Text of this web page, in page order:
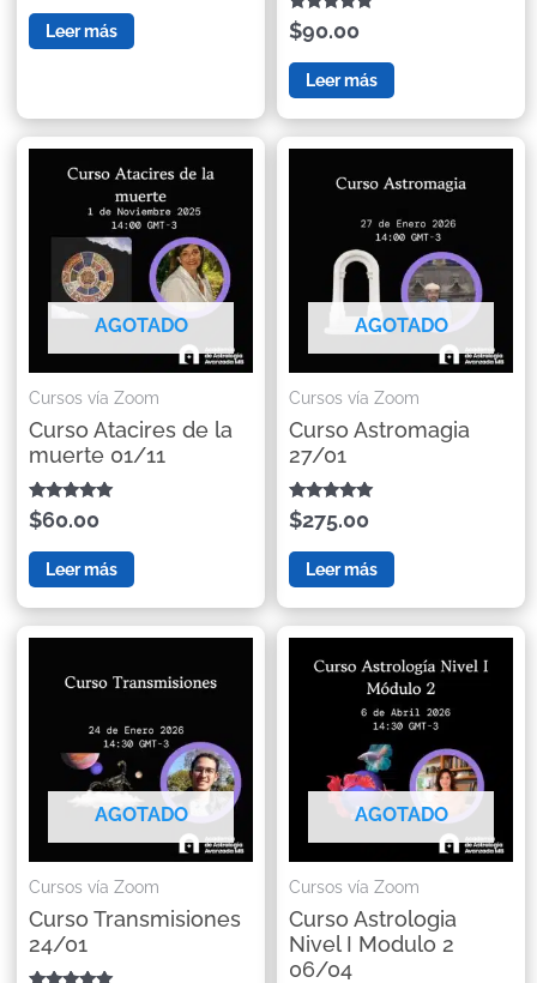
Leer más
Valorado con
5.00
$90.00
Leer más
AGOTADO
Cursos vía Zoom
Curso Atacires de la
muerte 01/11
Valorado con
5.00
$60.00
Leer más
AGOTADO
Cursos vía Zoom
Curso Astromagia
27/01
Valorado con
5.00
$275.00
Leer más
AGOTADO
Cursos vía Zoom
Curso Transmisiones
24/01
AGOTADO
Cursos vía Zoom
Curso Astrologia
Nivel I Modulo 2
06/04